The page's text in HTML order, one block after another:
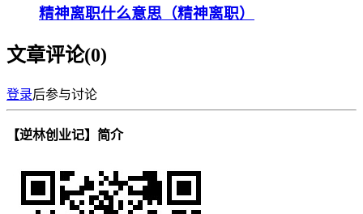
精神离职什么意思（精神离职）
文章评论(0)
登录后参与讨论
【逆林创业记】简介